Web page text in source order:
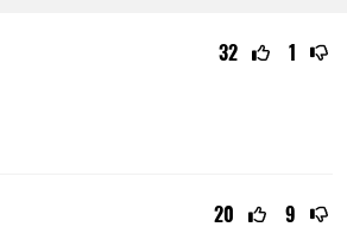
32 1
20 9